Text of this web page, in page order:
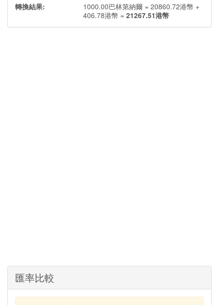
轉換結果:
1000.00巴林第納爾 = 20860.72港幣 +
406.78港幣 = 21267.51港幣
匯率比較